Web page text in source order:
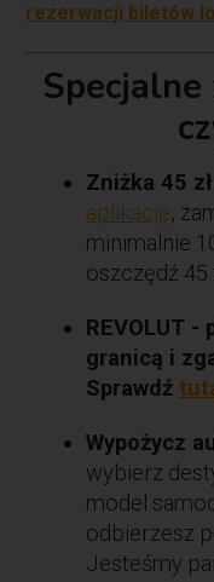
rezerwacji biletów
Zniżka 45
aplikację,
minimalnie
oszczędź 45
REVOLUT -
granicą i
Sprawdź
Wypożycz
wybierz
model
odbierzesz
Jesteśmy